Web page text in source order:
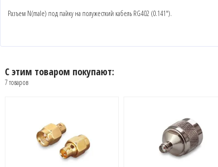
Разъем N(male) под пайку на полужесткий кабель RG402 (0.141").
С этим товаром покупают:
7 товаров